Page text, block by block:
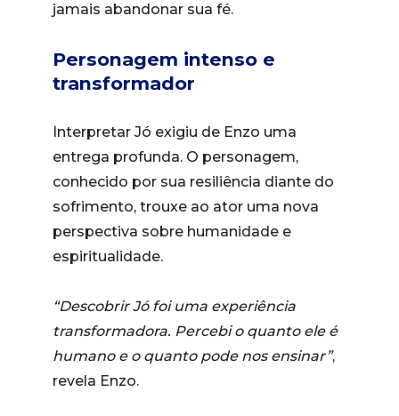
jamais abandonar sua fé.
Personagem intenso e
transformador
Interpretar Jó exigiu de Enzo uma
entrega profunda. O personagem,
conhecido por sua resiliência diante do
sofrimento, trouxe ao ator uma nova
perspectiva sobre humanidade e
espiritualidade.
“Descobrir Jó foi uma experiência
transformadora. Percebi o quanto ele é
humano e o quanto pode nos ensinar”,
revela Enzo.